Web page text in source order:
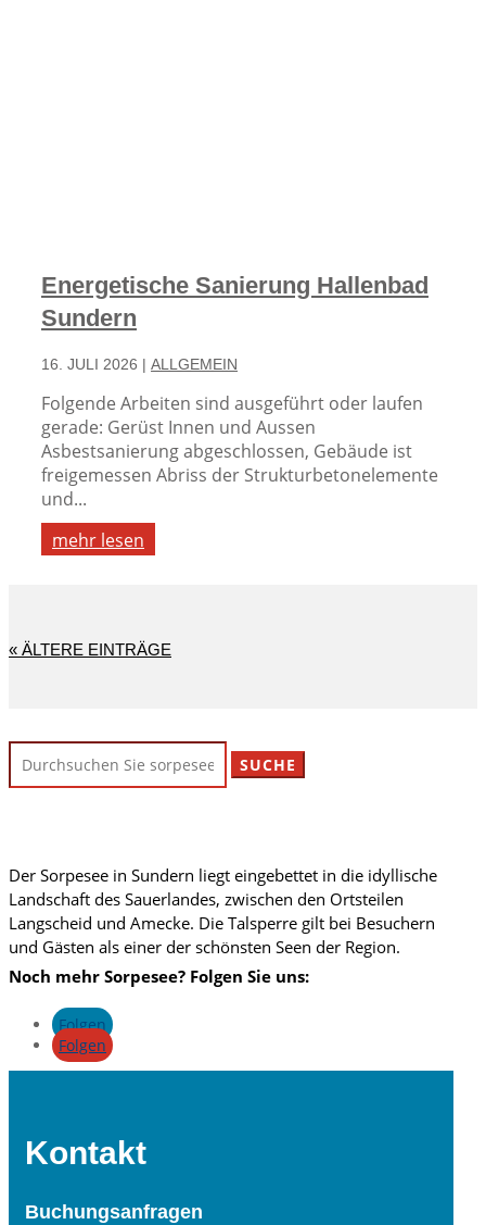
Energetische Sanierung Hallenbad
Sundern
16. JULI 2026 | ALLGEMEIN
Folgende Arbeiten sind ausgeführt oder laufen
gerade: Gerüst Innen und Aussen
Asbestsanierung abgeschlossen, Gebäude ist
freigemessen Abriss der Strukturbetonelemente
und...
mehr lesen
« ÄLTERE EINTRÄGE
Suchen
nach:
Der Sorpesee in Sundern liegt eingebettet in die idyllische
Landschaft des Sauerlandes, zwischen den Ortsteilen
Langscheid und Amecke. Die Talsperre gilt bei Besuchern
und Gästen als einer der schönsten Seen der Region.
Noch mehr Sorpesee? Folgen Sie uns:
Folgen
Folgen
Kontakt
Buchungsanfragen